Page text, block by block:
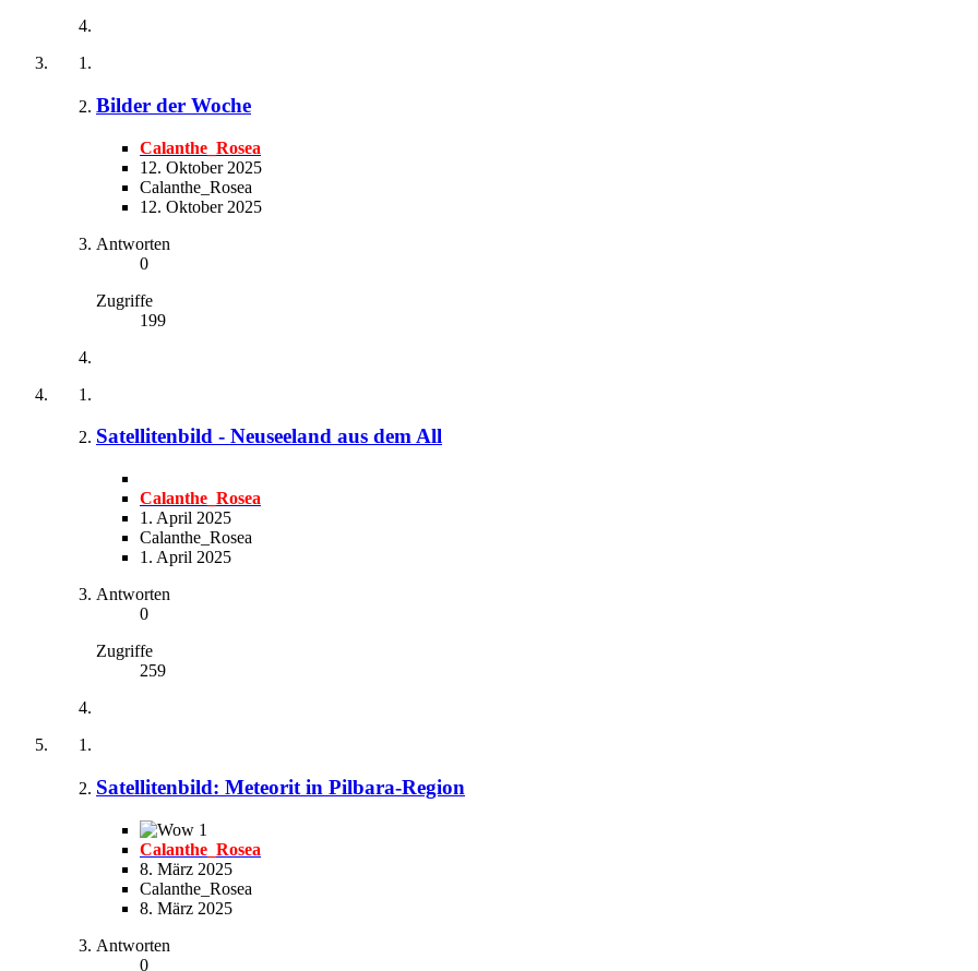
Bilder der Woche
Calanthe_Rosea
12. Oktober 2025
Calanthe_Rosea
12. Oktober 2025
Antworten
0
Zugriffe
199
Satellitenbild - Neuseeland aus dem All
Calanthe_Rosea
1. April 2025
Calanthe_Rosea
1. April 2025
Antworten
0
Zugriffe
259
Satellitenbild: Meteorit in Pilbara-Region
1
Calanthe_Rosea
8. März 2025
Calanthe_Rosea
8. März 2025
Antworten
0